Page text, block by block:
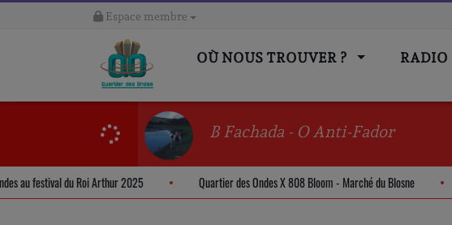
Espace membre
OÙ NOUS TROUVER ? RADIO
B Fachada - O Anti-Fador
Ondes au festival du Roi Arthur 2025 Quartier des Ondes X 808 Bloom - Marché du Blosne